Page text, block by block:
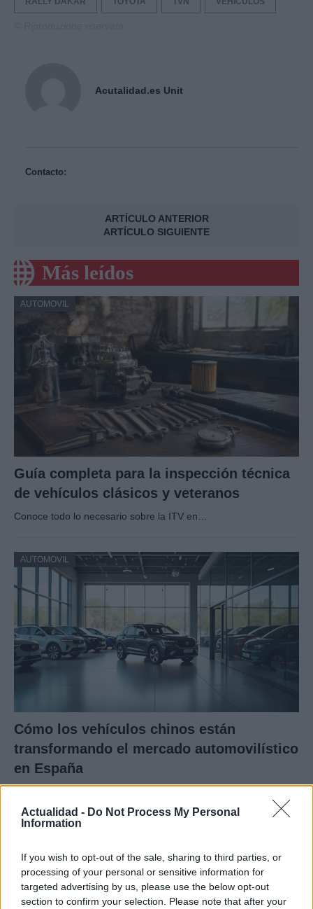
Actualidad - Do Not Process My Personal
Information
If you wish to opt-out of the sale, sharing to third parties, or
processing of your personal or sensitive information for
targeted advertising by us, please use the below opt-out
section to confirm your selection. Please note that after your
Acutalidad.es Unit
Contacto:
ARTÍCULO ANTERIOR
ARTÍCULO SIGUIENTE
Más leídos
AUTOMOVIL
Guía completa para la inspección técnica
de vehículos clásicos y veteranos
Conoce todo lo necesario sobre la ITV en…
AUTOMOVIL
Cómo los vehículos chinos están
transformando el mercado automovilístico
en España